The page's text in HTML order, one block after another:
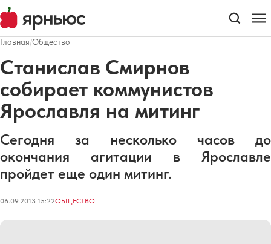
Главная/Общество
Станислав Смирнов
собирает коммунистов
Ярославля на митинг
Сегодня за несколько часов до
окончания агитации в Ярославле
пройдет еще один митинг.
06.09.2013 15:22ОБЩЕСТВО